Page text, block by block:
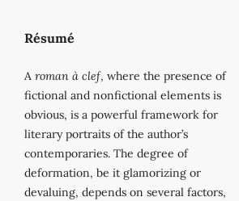
Résumé
A roman à clef, where the presence of
fictional and nonfictional elements is
obvious, is a powerful framework for
literary portraits of the author’s
contemporaries. The degree of
deformation, be it glamorizing or
devaluing, depends on several factors,